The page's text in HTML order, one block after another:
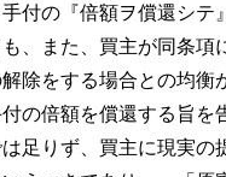
付の『倍額ヲ償還シテ
、また、買主が同条項
除をする場合との均衡
の倍額を償還する旨を
足りず、買主に現実の